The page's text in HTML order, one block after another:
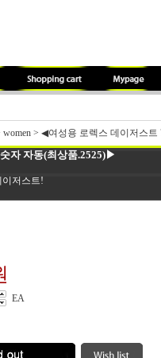
women > ◀여성용 로렉스 데이저스트
자 자동(최상품.2525)▶
저스트!
EA